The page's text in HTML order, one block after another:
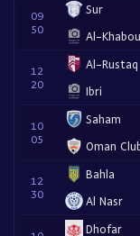
09
50
Sur
Al-
12
20
Al-Rustaq
Ibri
10
05
Saham
Oman
12
30
Bahla
Al Nasr
Dhofar